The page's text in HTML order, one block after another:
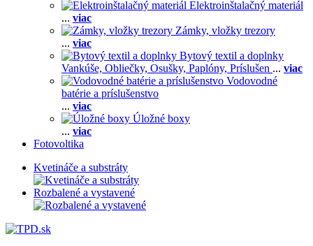
Elektroinštalačný materiál
... viac
Zámky, vložky trezory
... viac
Bytový textil a doplnky
Vankúše, Obliečky, Osušky, Paplóny, Príslušen ... viac
Vodovodné
batérie a príslušenstvo
... viac
Úložné boxy
... viac
Fotovoltika
Kvetináče a substráty
Rozbalené a vystavené